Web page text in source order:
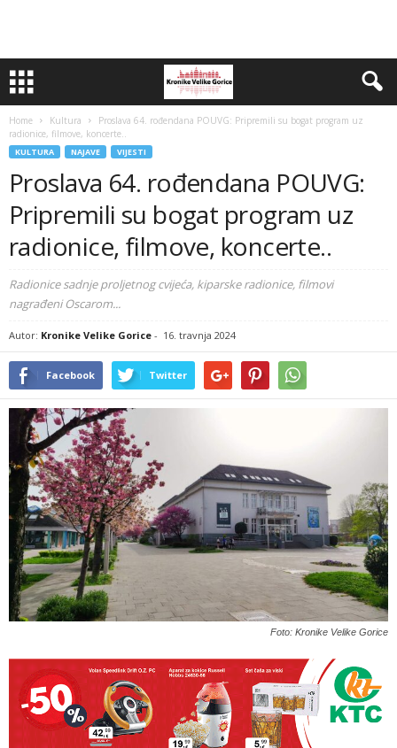
Home Kultura
Proslava 64. rođendana POUVG: Pripremili su bogat program uz
radionice, filmove, koncerte..
KULTURA NAJAVE VIJESTI
Proslava 64. rođendana POUVG:
Pripremili su bogat program uz
radionice, filmove, koncerte..
Radionice sadnje proljetnog cvijeća, kiparske radionice, filmovi
nagrađeni Oscarom...
Autor: Kronike Velike Gorice - 16. travnja 2024
Facebook Twitter
Foto: Kronike Velike Gorice